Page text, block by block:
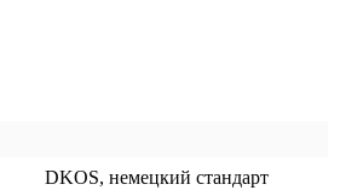
DKOS, немецкий стандарт